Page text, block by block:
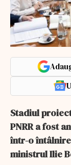
Stadiul
PNRR a fost
într-o
ministrul Ilie